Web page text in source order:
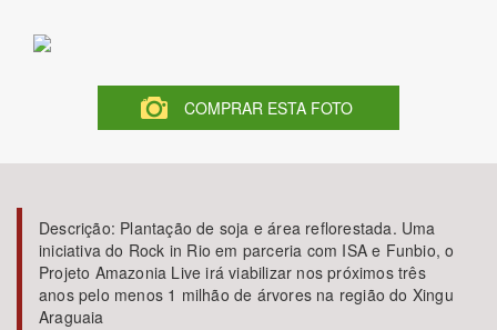
Área de Levantamento
COMPRAR ESTA FOTO
Descrição: Plantação de soja e área reflorestada. Uma
iniciativa do Rock in Rio em parceria com ISA e Funbio, o
Projeto Amazonia Live irá viabilizar nos próximos três
anos pelo menos 1 milhão de árvores na região do Xingu
Araguaia